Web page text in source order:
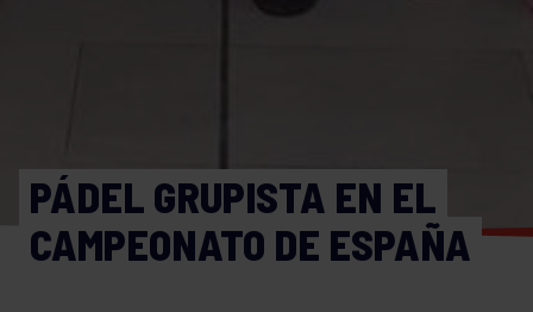
PÁDEL GRUPISTA EN EL
CAMPEONATO DE ESPAÑA